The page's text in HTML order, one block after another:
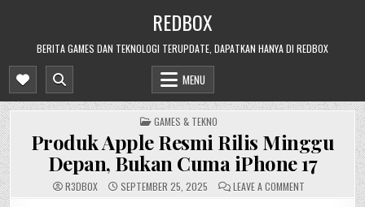
REDBOX
BERITA GAMES DAN TEKNOLOGI TERUPDATE, DAPATKAN HANYA DI REDBOX
MENU
POSTED
IN
GAMES & TEKNO
Produk Apple Resmi Rilis Minggu
Depan, Bukan Cuma iPhone 17
R3DB0X SEPTEMBER 25, 2025 LEAVE A COMMENTON